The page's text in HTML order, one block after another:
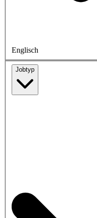
Englisch
Jobtyp